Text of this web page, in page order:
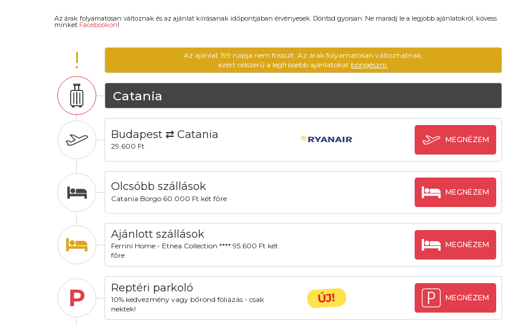
Az árak folyamatosan változnak és az ajánlat kiírásanak időpontjában érvényesek. Döntsd gyorsan. Ne maradj le a legjobb ajánlatokról, kövess
minket Facebookon!
!
Az ajánlat 199 napja nem frissült. Az árak folyamatosan változhatnak,
ezért célszerű a legfrissebb ajánlatokat böngészni.
Catania
Budapest ⇄ Catania
29.600 Ft
MEGNÉZEM
Olcsóbb szállások
Catania Borgo 60.000 Ft két főre
MEGNÉZEM
Ajánlott szállások
Ferrini Home - Etnea Collection **** 95.600 Ft két
főre
MEGNÉZEM
P Reptéri parkoló
10% kedvezmény vagy bőrönd fóliázás - csak
nektek!
ÚJ! MEGNÉZEM